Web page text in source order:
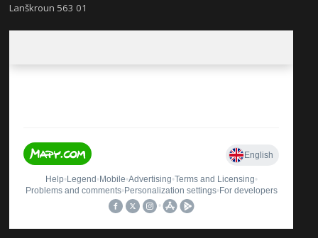
Lanškroun 563 01